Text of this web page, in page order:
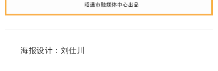
海报设计：刘仕川